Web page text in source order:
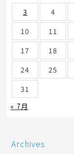
3 4
10
11
17
18
24
25
31
« 7月
Archives